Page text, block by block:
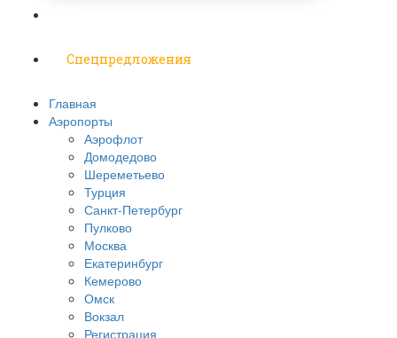
Спецпредложения
Главная
Аэропорты
Аэрофлот
Домодедово
Шереметьево
Турция
Санкт-Петербург
Пулково
Москва
Екатеринбург
Кемерово
Омск
Вокзал
Регистрация